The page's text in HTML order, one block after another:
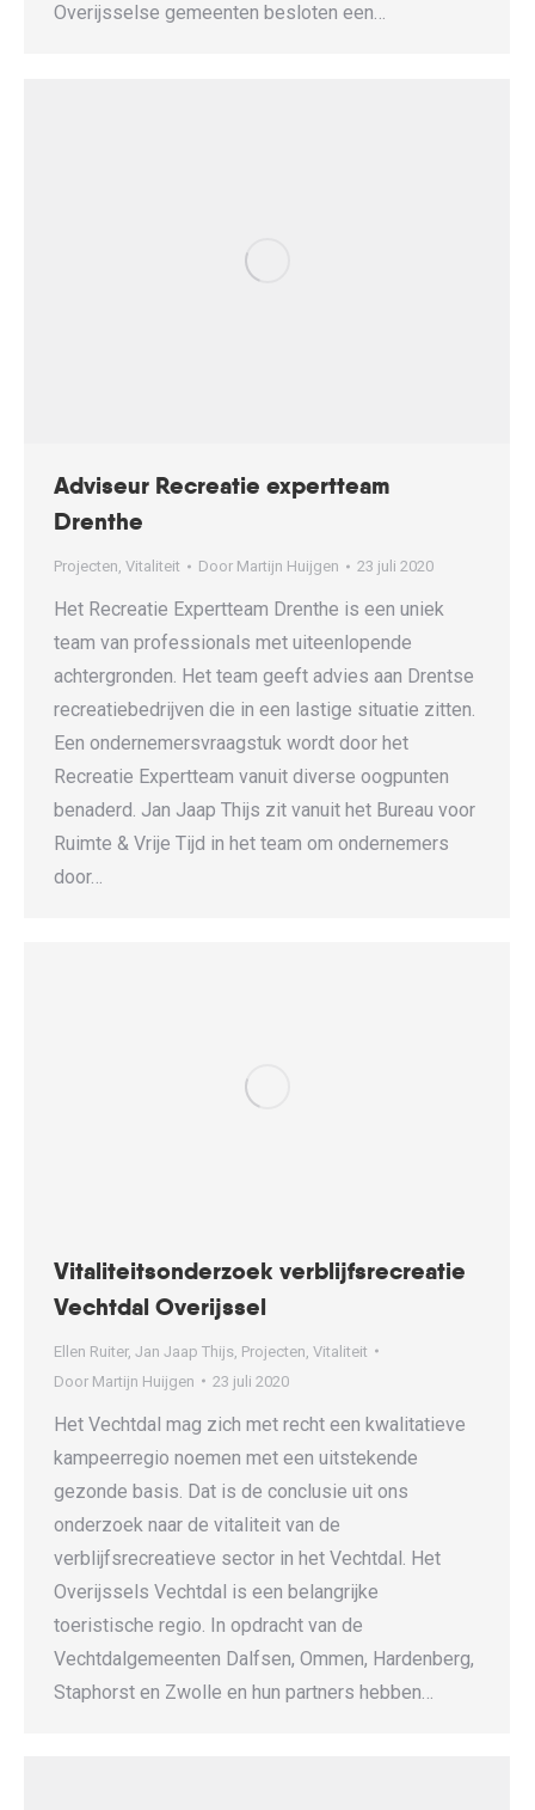
Overijsselse gemeenten besloten een…
Adviseur Recreatie expertteam
Drenthe
Projecten, Vitaliteit Door Martijn Huijgen 23 juli 2020
Het Recreatie Expertteam Drenthe is een uniek
team van professionals met uiteenlopende
achtergronden. Het team geeft advies aan Drentse
recreatiebedrijven die in een lastige situatie zitten.
Een ondernemersvraagstuk wordt door het
Recreatie Expertteam vanuit diverse oogpunten
benaderd. Jan Jaap Thijs zit vanuit het Bureau voor
Ruimte & Vrije Tijd in het team om ondernemers
door…
Vitaliteitsonderzoek verblijfsrecreatie
Vechtdal Overijssel
Ellen Ruiter, Jan Jaap Thijs Projecten Vitaliteit
Door Martijn Huijgen 23 juli 2020
Het Vechtdal mag zich met recht een kwalitatieve
kampeerregio noemen met een uitstekende
gezonde basis. Dat is de conclusie uit ons
onderzoek naar de vitaliteit van de
verblijfsrecreatieve sector in het Vechtdal. Het
Overijssels Vechtdal is een belangrijke
toeristische regio. In opdracht van de
Vechtdalgemeenten Dalfsen, Ommen, Hardenberg,
Staphorst en Zwolle en hun partners hebben…